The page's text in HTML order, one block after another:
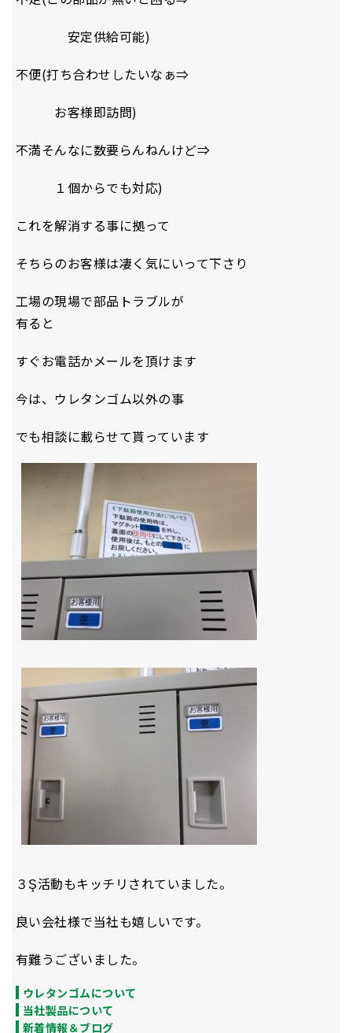
安定供給可能)
不便(打ち合わせしたいなぁ⇒
お客様即訪問)
不満そんなに数要らんねんけど⇒
１個からでも対応)
これを解消する事に拠って
そちらのお客様は凄く気にいって下さり
工場の現場で部品トラブルが
有ると
すぐお電話かメールを頂けます
今は、ウレタンゴム以外の事
でも相談に載らせて貰っています
３Ş活動もキッチリされていました。
良い会社様で当社も嬉しいです。
有難うございました。
ウレタンゴムについて
当社製品について
新着情報＆ブログ